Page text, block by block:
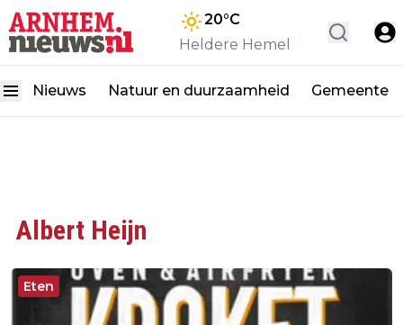
20°C
Heldere Hemel
Nieuws Natuur en duurzaamheid Gemeente
Albert Heijn
Eten